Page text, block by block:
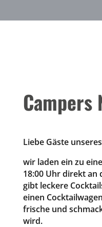
Liebe Gäste
wir laden ein zu
18:00 Uhr direkt an
gibt leckere
einen
frische und
wird.